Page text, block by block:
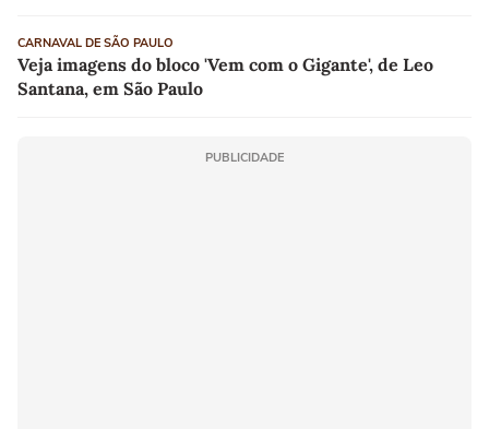
CARNAVAL DE SÃO PAULO
Veja imagens do bloco 'Vem com o Gigante', de Leo
Santana, em São Paulo
PUBLICIDADE